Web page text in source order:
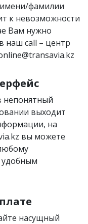
фамилии
к невозможности
Вам нужно
наш call – центр
непонятный
выходит
на
вы можете
удобным
насущный